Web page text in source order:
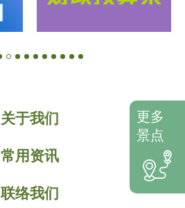
关于我们
常用资讯
联络我们
更多
景点